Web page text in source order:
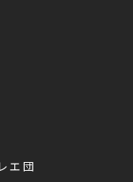
エ団